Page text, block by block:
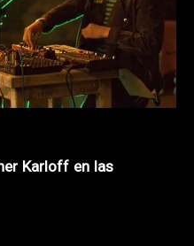
Karloff en las